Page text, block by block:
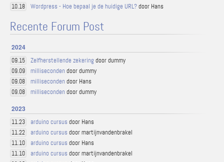
10.18 Wordpress - Hoe bepaal je de huidige URL?door Hans
Recente Forum Post
2024
09.15 Zelfherstellende zekeringdoor dummy
09.09 milliseconden door dummy
09.08 milliseconden door Hans
09.08 milliseconden door dummy
2023
11.23 arduino cursus door Hans
11.22 arduino cursus door martijnvandenbrakel
11.10 arduino cursus door Hans
11.10 arduino cursus door martijnvandenbrakel